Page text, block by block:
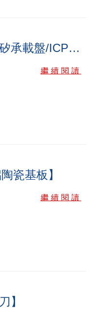
【超高詢問度 - 碳化矽承載盤/ICP 承載盤】
繼續閱讀
瓷基板】
繼續閱讀
】